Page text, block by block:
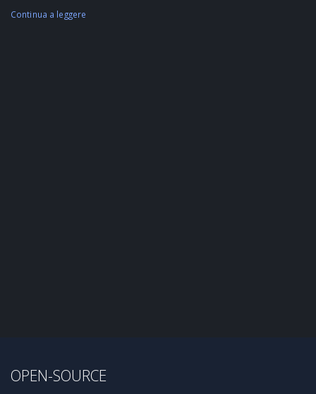
Continua a leggere
OPEN-SOURCE